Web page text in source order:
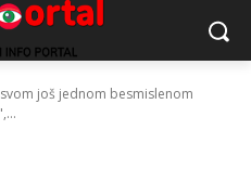
još jednom besmislenom